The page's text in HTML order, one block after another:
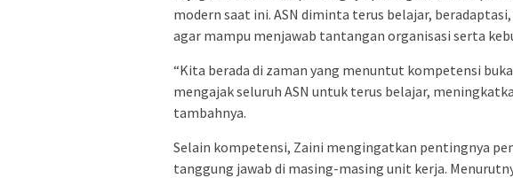
modern saat ini. ASN diminta terus belajar,
agar mampu menjawab tantangan organisasi serta
“Kita berada di zaman yang menuntut kompetensi
mengajak seluruh ASN untuk terus belajar,
tambahnya.
Selain kompetensi, Zaini mengingatkan pentingnya
tanggung jawab di masing-masing unit kerja.